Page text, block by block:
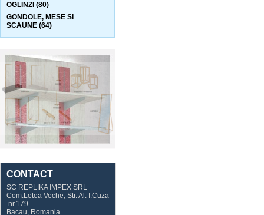
OGLINZI (80)
GONDOLE, MESE SI
SCAUNE (64)
CONTACT
SC REPLIKA IMPEX SRL
Com.Letea Veche, Str. Al. I.Cuza
nr.179
Bacau, Romania